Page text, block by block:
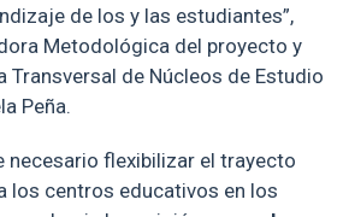
de los y las estudiantes”,
Metodológica del proyecto y
Transversal de Núcleos de Estudio
Peña.
necesario flexibilizar el trayecto
los centros educativos en los